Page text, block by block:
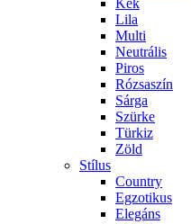
Kék
Lila
Multi
Neutrális
Piros
Rózsaszín
Sárga
Szürke
Türkiz
Zöld
Stílus
Country
Egzotikus
Elegáns